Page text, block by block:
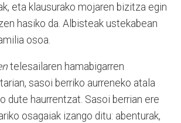
eta klausurako mojaren bizitza egin
hasiko da. Albisteak ustekabean
osoa.
telesailaren hamabigarren
sasoi berriko aurreneko atala
dute haurrentzat. Sasoi berrian ere
osagaiak izango ditu: abenturak,